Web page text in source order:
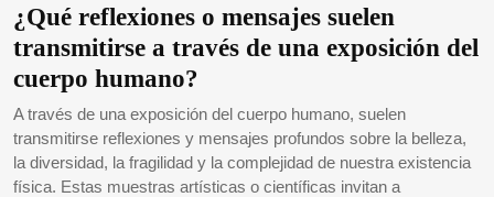
¿Qué reflexiones o mensajes suelen
transmitirse a través de una exposición del
cuerpo humano?
A través de una exposición del cuerpo humano, suelen
transmitirse reflexiones y mensajes profundos sobre la belleza,
la diversidad, la fragilidad y la complejidad de nuestra existencia
física. Estas muestras artísticas o científicas invitan a